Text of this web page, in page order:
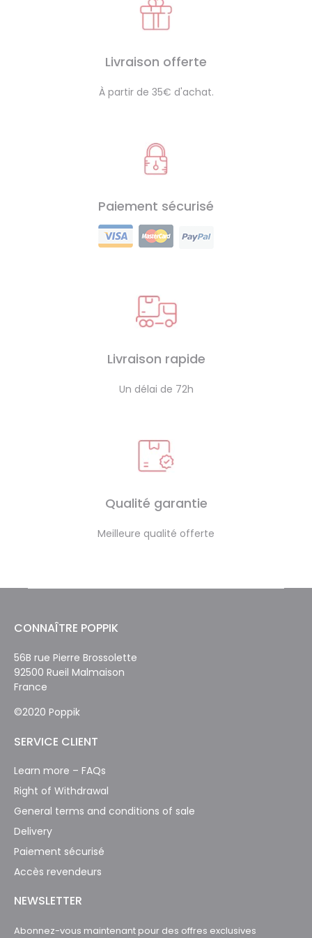
Livraison offerte
À partir de 35€ d'achat.
Paiement sécurisé
Livraison rapide
Un délai de 72h
Qualité garantie
Meilleure qualité offerte
CONNAÎTRE POPPIK
56B rue Pierre Brossolette
92500 Rueil Malmaison
France
©2020 Poppik
SERVICE CLIENT
Learn more – FAQs
Right of Withdrawal
General terms and conditions of sale
Delivery
Paiement sécurisé
Accès revendeurs
NEWSLETTER
Abonnez-vous maintenant pour des offres exclusives